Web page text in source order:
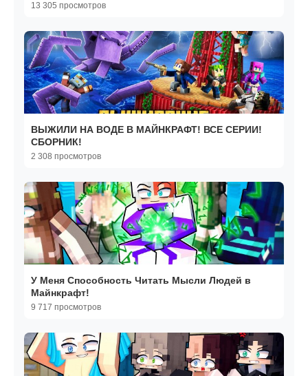
13 305 просмотров
ВЫЖИЛИ НА ВОДЕ В МАЙНКРАФТ! ВСЕ СЕРИИ!
СБОРНИК!
2 308 просмотров
У Меня Способность Читать Мысли Людей в
Майнкрафт!
9 717 просмотров